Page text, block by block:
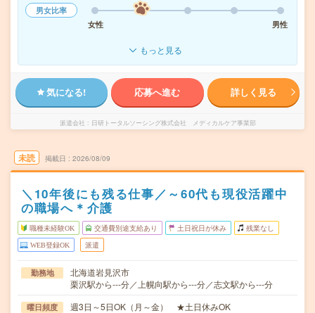
男女比率
女性
男性
もっと見る
気になる! 応募へ進む 詳しく見る
派遣会社 日研トータルソーシング株式会社 メディカルケア事業部
未読 掲載日 2026/08/09
＼10年後にも残る仕事／～60代も現役活躍中
の職場へ＊介護
職種未経験OK 交通費別途支給あり 土日祝日が休み 残業なし
WEB登録OK 派遣
勤務地
北海道岩見沢市
栗沢駅から---分／上幌向駅から---分／志文駅から---分
曜日頻度 週3日～5日OK（月～金） ★土日休みOK